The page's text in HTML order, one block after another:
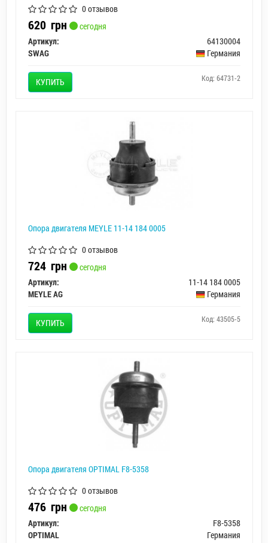
0 отзывов
620 грн
сегодня
Артикул:
64130004
SWAG
Германия
КУПИТЬ Код: 64731-2
Опора двигателя MEYLE 11-14 184 0005
0 отзывов
724 грн
сегодня
Артикул:
11-14 184 0005
MEYLE AG
Германия
КУПИТЬ Код: 43505-5
Опора двигателя OPTIMAL F8-5358
0 отзывов
476 грн
сегодня
Артикул:
F8-5358
OPTIMAL
Германия